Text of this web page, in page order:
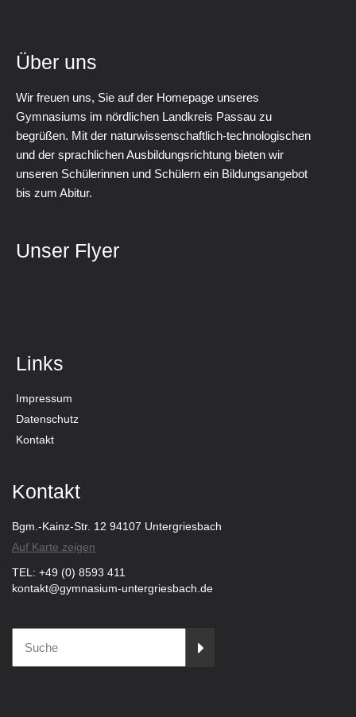
Über uns
Wir freuen uns, Sie auf der Homepage unseres
Gymnasiums im nördlichen Landkreis Passau zu
begrüßen. Mit der naturwissenschaftlich-technologischen
und der sprachlichen Ausbildungsrichtung bieten wir
unseren Schülerinnen und Schülern ein Bildungsangebot
bis zum Abitur.
Unser Flyer
Links
Impressum
Datenschutz
Kontakt
Kontakt
Bgm.-Kainz-Str. 12 94107 Untergriesbach
Auf Karte zeigen
TEL: +49 (0) 8593 411
kontakt@gymnasium-untergriesbach.de